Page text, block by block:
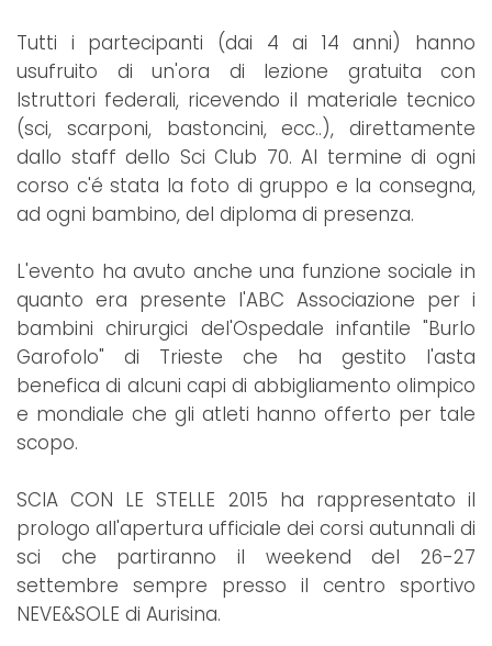
Tutti i partecipanti (dai 4 ai 14 anni) hanno
usufruito di un'ora di lezione gratuita con
Istruttori federali, ricevendo il materiale tecnico
(sci, scarponi, bastoncini, ecc..), direttamente
dallo staff dello Sci Club 70. Al termine di ogni
corso c'é stata la foto di gruppo e la consegna,
ad ogni bambino, del diploma di presenza.
L'evento ha avuto anche una funzione sociale in
quanto era presente l'ABC Associazione per i
bambini chirurgici del'Ospedale infantile "Burlo
Garofolo" di Trieste che ha gestito l'asta
benefica di alcuni capi di abbigliamento olimpico
e mondiale che gli atleti hanno offerto per tale
scopo.
SCIA CON LE STELLE 2015 ha rappresentato il
prologo all'apertura ufficiale dei corsi autunnali di
sci che partiranno il weekend del 26-27
settembre sempre presso il centro sportivo
NEVE&SOLE di Aurisina.